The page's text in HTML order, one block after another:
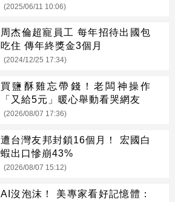
(2025/06/11 10:06)
周杰倫超寵員工 每年招待出國包
吃住 傳年終獎金3個月
(2024/12/25 17:34)
買鹽酥雞忘帶錢！老闆神操作
「又給5元」暖心舉動看哭網友
(2026/08/07 17:36)
遭台灣友邦封鎖16個月！ 宏國白
蝦出口慘崩43%
(2026/08/07 15:12)
AI沒泡沫！ 美專家看好記憶體：